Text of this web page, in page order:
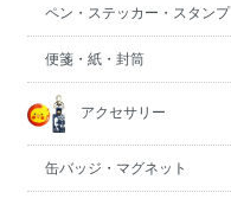
ペン・ステッカー・スタンプ
便箋・紙・封筒
アクセサリー
缶バッジ・マグネット